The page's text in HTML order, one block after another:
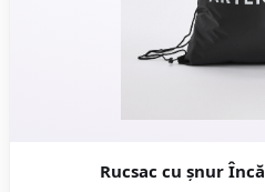
Rucsac cu șnur